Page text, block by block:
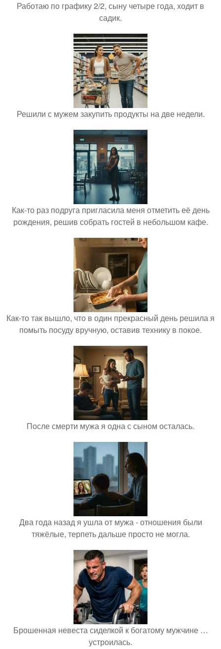
Работаю по графику 2/2, сыну четыре года, ходит в
садик.
Решили с мужем закупить продукты на две недели.
Как-то раз подруга пригласила меня отметить её день
рождения, решив собрать гостей в небольшом кафе.
Как-то так вышло, что в один прекрасный день решила я
помыть посуду вручную, оставив технику в покое.
После смерти мужа я одна с сыном осталась.
Два года назад я ушла от мужа - отношения были
тяжёлые, терпеть дальше просто не могла.
Брошенная невеста сиделкой к богатому мужчине …
устроилась.